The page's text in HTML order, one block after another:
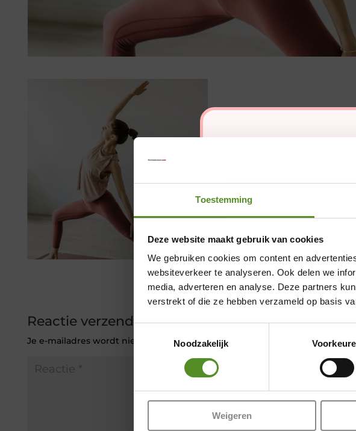
Toestemming
Deze website maakt gebruik van cookies
We gebruiken cookies om content en
websiteverkeer te analyseren. Ook delen we
media, adverteren en analyse. Deze partners
verstrekt of die ze hebben verzameld op basis
Noodzakelijk
Weigeren
Reactie verzenden
Je e-mailadres wordt niet gepubliceerd. Vereiste velden zijn gemarkeerd